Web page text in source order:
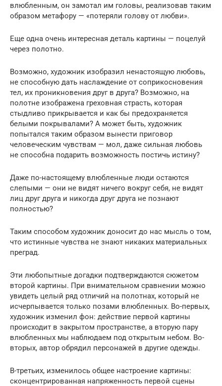
влюбленным, он замотал им головы, реализовав таким
образом метафору — «потеряли голову от любви».
Еще одна очень интересная деталь картины — поцелуй
через полотно.
Возможно, художник изобразил ненастоящую любовь,
не способную дать наслаждение от соприкосновения
тел, их проникновения друг в друга? Возможно, на
полотне изображена греховная страсть, которая
стыдливо прикрывается и как бы предохраняется
белыми покрывалами? А может быть, художник
попытался таким образом вынести приговор
человеческим чувствам — мол, даже сильная любовь
не способна подарить возможность постичь истину?
Даже по-настоящему влюбленные люди остаются
слепыми — они не видят ничего вокруг себя, не видят
лиц друг друга и никогда друг друга не познают
полностью?
Таким способом художник доносит до нас мысль о том,
что истинные чувства не знают никаких материальных
преград.
Эти любопытные догадки подтверждаются сюжетом
второй картины. При внимательном сравнении можно
увидеть целый ряд отличий на полотнах, который не
исчерпывается только позами влюбленных. Во-первых,
художник изменил фон: действие первой картины
происходит в закрытом пространстве, а вторую пару
влюбленных мы наблюдаем под открытым небом. Во-
вторых, автор обрядил персонажей в другие одежды.
В-третьих, изменилось общее настроение картины:
сконцентрированная напряженность первой сцены